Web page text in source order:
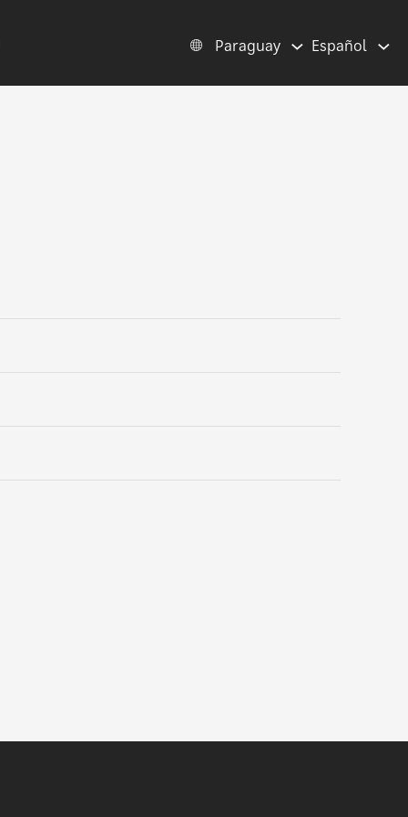
Paraguay Español